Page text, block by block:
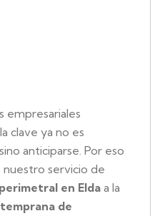
empresariales
clave ya no es
anticiparse. Por eso
servicio de
en Elda a la
de